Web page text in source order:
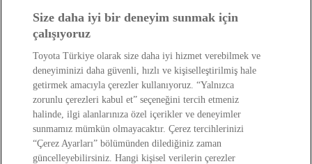
Bayimiz ve Toyota Hakkında
Hakkımızda
Bayi Bilgileri
Toyota Hakkında
Bayi Banka Hesap Bilgileri ve Sigorta Şirketleri
Kişisel Verilerin Korunması Hakkında
Bilgilendirme
Size daha iyi bir deneyim sunmak için
çalışıyoruz
Toyota Türkiye olarak size daha iyi hizmet verebilmek ve
deneyiminizi daha güvenli, hızlı ve kişiselleştirilmiş hale
getirmek amacıyla çerezler kullanıyoruz. “Yalnızca
zorunlu çerezleri kabul et” seçeneğini tercih etmeniz
halinde, ilgi alanlarınıza özel içerikler ve deneyimler
sunmamız mümkün olmayacaktır. Çerez tercihlerinizi
“Çerez Ayarları” bölümünden dilediğiniz zaman
güncelleyebilirsiniz. Hangi kişisel verilerin çerezler